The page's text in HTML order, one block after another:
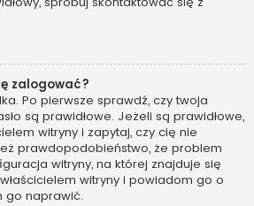
zalogować?
Po pierwsze sprawdź, czy twoja
są prawidłowe. Jeżeli są prawidłowe,
witryny i zapytaj, czy cię nie
prawdopodobieństwo, że problem
witryny, na której znajduje się
witryny i powiadom go o
go naprawić.